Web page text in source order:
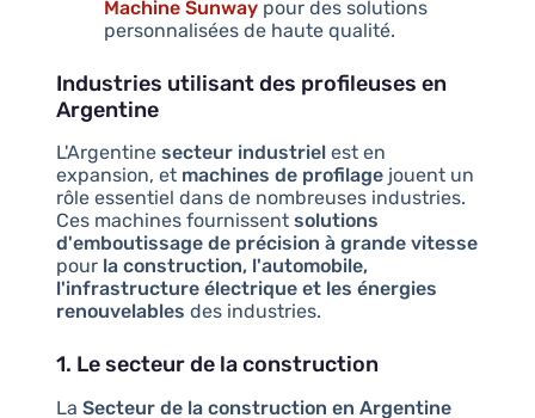
Machine Sunwaypour des solutions
personnalisées de haute qualité.
Industries utilisant des profileuses en
Argentine
L'Argentine secteur industrielest en
expansion, et machines de profilagejouent un
rôle essentiel dans de nombreuses industries.
Ces machines fournissent solutions
d'emboutissage de précision à grande vitesse
pour la construction, l'automobile,
l'infrastructure électrique et les énergies
renouvelables des industries.
1. Le secteur de la construction
La Secteur de la construction en Argentine